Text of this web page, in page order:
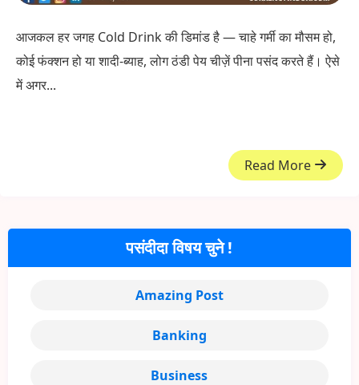
आजकल हर जगह Cold Drink की डिमांड है — चाहे गर्मी का मौसम हो,
कोई फंक्शन हो या शादी-ब्याह, लोग ठंडी पेय चीज़ें पीना पसंद करते हैं। ऐसे
में अगर...
Read More
पसंदीदा विषय चुने !
Amazing Post
Banking
Business